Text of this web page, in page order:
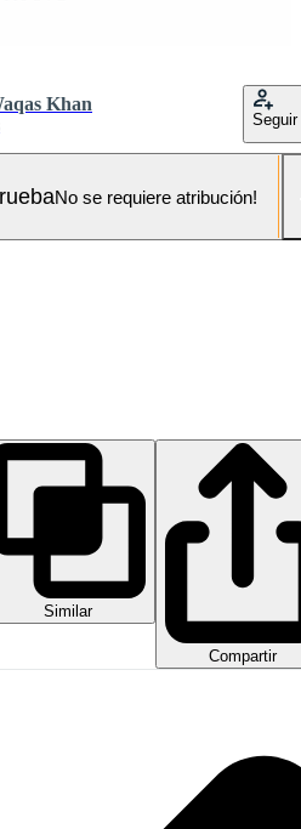
Khan
Seguir
No se requiere atribución!
Similar
Compartir